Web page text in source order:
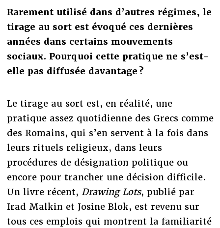
Rarement utilisé dans d’autres régimes, le
tirage au sort est évoqué ces dernières
années dans certains mouvements
sociaux. Pourquoi cette pratique ne s’est-
elle pas diffusée davantage ?
Le tirage au sort est, en réalité, une
pratique assez quotidienne des Grecs comme
des Romains, qui s’en servent à la fois dans
leurs rituels religieux, dans leurs
procédures de désignation politique ou
encore pour trancher une décision difficile.
Un livre récent, Drawing Lots, publié par
Irad Malkin et Josine Blok, est revenu sur
tous ces emplois qui montrent la familiarité